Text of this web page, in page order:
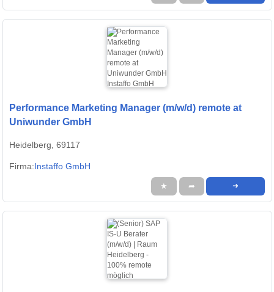
Performance Marketing Manager (m/w/d) remote at
Uniwunder GmbH
Heidelberg, 69117
Firma:Instaffo GmbH
★ ➦ ➜